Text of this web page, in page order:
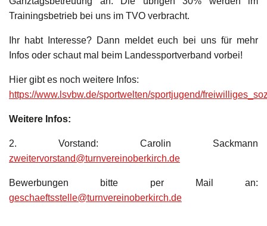
Trainingsbetrieb bei uns im TVO verbracht.
Ihr habt Interesse? Dann meldet euch bei uns für mehr
Infos oder schaut mal beim Landessportverband vorbei!
Hier gibt es noch weitere Infos:
https://www.lsvbw.de/sportwelten/sportjugend/
Weitere Infos:
2. Vorstand: Carolin Sackmann
zweitervorstand@turnvereinoberkirch.de
Bewerbungen bitte per Mail an:
geschaeftsstelle@turnvereinoberkirch.de